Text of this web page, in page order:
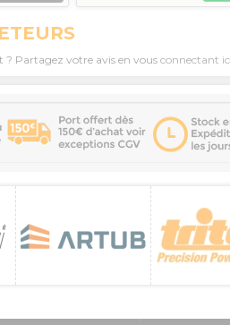
? Partagez votre avis en vous connectant